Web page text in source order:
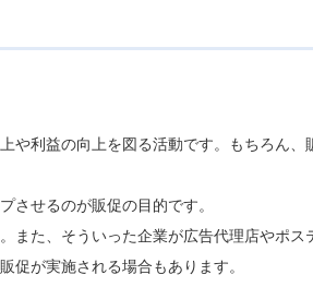
や利益の向上を図る活動です。もちろん、
させるのが販促の目的です。
た、そういった企業が広告代理店やポス
促が実施される場合もあります。